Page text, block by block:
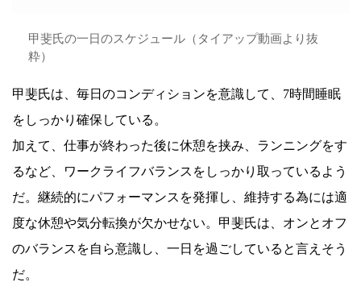
甲斐氏の一日のスケジュール（タイアップ動画より抜
粋）
甲斐氏は、毎日のコンディションを意識して、7時間睡眠
をしっかり確保している。
加えて、仕事が終わった後に休憩を挟み、ランニングをす
るなど、ワークライフバランスをしっかり取っているよう
だ。継続的にパフォーマンスを発揮し、維持する為には適
度な休憩や気分転換が欠かせない。甲斐氏は、オンとオフ
のバランスを自ら意識し、一日を過ごしていると言えそう
だ。